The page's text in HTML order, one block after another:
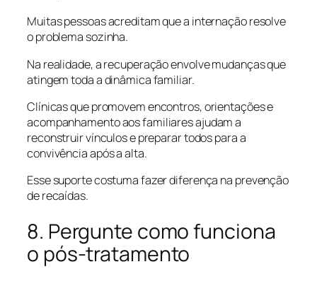
Muitas pessoas acreditam que a internação resolve
o problema sozinha.
Na realidade, a recuperação envolve mudanças que
atingem toda a dinâmica familiar.
Clínicas que promovem encontros, orientações e
acompanhamento aos familiares ajudam a
reconstruir vínculos e preparar todos para a
convivência após a alta.
Esse suporte costuma fazer diferença na prevenção
de recaídas.
8. Pergunte como funciona
o pós-tratamento